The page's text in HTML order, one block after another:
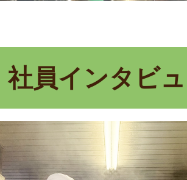
社員インタビ